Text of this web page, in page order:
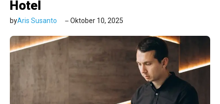
Hotel
byAris Susanto Oktober 10, 2025